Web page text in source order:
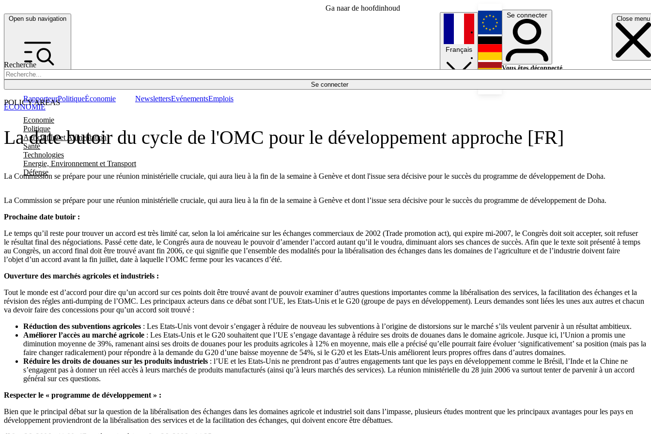
Ga naar de hoofdinhoud
Open sub navigation Close menu
Recherche
Se connecter
POLICY AREAS
Economie
Politique
Agriculture et Alimentation
Santé
Technologies
Energie, Environnement et Transport
Défense
RapporteurPolitiqueÉconomie NewslettersEvénementsEmplois
Français
English
Deutsch
Se connecter
Vous êtes déconnecté.
La date butoir du cycle de l'OMC pour le développement approche [FR]
La Commission se prépare pour une réunion ministérielle cruciale, qui aura lieu à la fin de la semaine à Genève et dont l'issue sera décisive pour le succès du programme de développement de Doha.
ÉCONOMIE
La Commission se prépare pour une réunion ministérielle cruciale, qui aura lieu à la fin de la semaine à Genève et dont l’issue sera décisive pour le succès du programme de développement de Doha.
Prochaine date butoir :
Le temps qu’il reste pour trouver un accord est très limité car, selon la loi américaine sur les échanges commerciaux de 2002 (Trade promotion act), qui expire mi-2007, le Congrès doit soit accepter, soit refuser
le résultat final des négociations. Passé cette date, le Congrés aura de nouveau le pouvoir d’amender l’accord autant qu’il le voudra, diminuant alors ses chances de succès. Afin que le texte soit présenté à temps
au Congrès, un accord final doit être trouvé avant fin 2006, ce qui signifie que l’ensemble des modalités pour la libéralisation des échanges dans les domaines de l’agriculture et de l’industrie doivent faire
l’objet d’un accord avant la fin juillet, date à laquelle l’OMC ferme pour les vacances d’été.
Ouverture des marchés agricoles et industriels :
Tout le monde est d’accord pour dire qu’un accord sur ces points doit être trouvé avant de pouvoir examiner d’autres questions importantes comme la libéralisation des services, la facilitation des échanges et la
révision des régles anti-dumping de l’OMC. Les principaux acteurs dans ce débat sont l’UE, les Etats-Unis et le G20 (groupe de pays en développement). Leurs demandes sont liées les unes aux autres et chacun
va devoir faire des concessions pour qu’un accord soit trouvé :
Réduction des subventions agricoles : Les Etats-Unis vont devoir s’engager à réduire de nouveau les subventions à l’origine de distorsions sur le marché s’ils veulent parvenir à un résultat ambitieux.
Améliorer l’accès au marché agricole : Les Etats-Unis et le G20 souhaitent que l’UE s’engage davantage à réduire ses droits de douanes dans le domaine agricole. Jusque ici, l’Union a promis une
diminution moyenne de 39%, ramenant ainsi ses droits de douanes pour les produits agricoles à 12% en moyenne, mais elle a précisé qu’elle pourrait faire évoluer ‘significativement’ sa position (mais pas la
faire changer radicalement) pour répondre à la demande du G20 d’une baisse moyenne de 54%, si le G20 et les Etats-Unis améliorent leurs propres offres dans d’autres domaines.
Réduire les droits de douanes sur les produits industriels : l’UE et les Etats-Unis ne prendront pas d’autres engagements tant que les pays en développement comme le Brésil, l’Inde et la Chine ne
s’engagent pas à donner un réel accès à leurs marchés de produits manufacturés (ainsi qu’à leurs marchés des services). La réunion ministérielle du 28 juin 2006 va surtout tenter de parvenir à un accord
général sur ces questions.
Respecter le « programme de développement » :
Bien que le principal débat sur la question de la libéralisation des échanges dans les domaines agricole et industriel soit dans l’impasse, plusieurs études montrent que les principaux avantages pour les pays en
développement proviendront de la libéralisation des services et de la facilitation des échanges, qui doivent encore être débattues.